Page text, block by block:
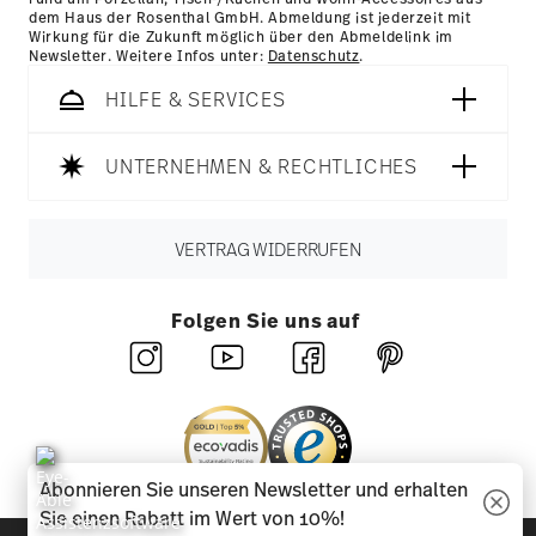
dem Haus der Rosenthal GmbH. Abmeldung ist jederzeit mit
Wirkung für die Zukunft möglich über den Abmeldelink im
Newsletter. Weitere Infos unter: Datenschutz.
HILFE & SERVICES
UNTERNEHMEN & RECHTLICHES
VERTRAG WIDERRUFEN
Folgen Sie uns auf
Abonnieren Sie unseren Newsletter und erhalten
Sie einen Rabatt im Wert von 10%!